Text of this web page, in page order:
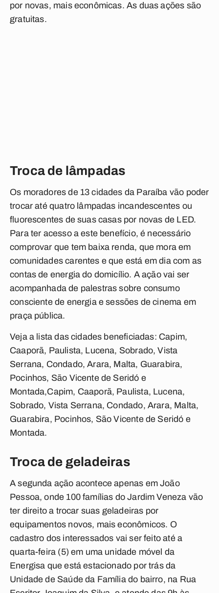
por novas, mais econômicas. As duas ações são
gratuitas.
Troca de lâmpadas
Os moradores de 13 cidades da Paraíba vão poder
trocar até quatro lâmpadas incandescentes ou
fluorescentes de suas casas por novas de LED.
Para ter acesso a este benefício, é necessário
comprovar que tem baixa renda, que mora em
comunidades carentes e que está em dia com as
contas de energia do domicílio. A ação vai ser
acompanhada de palestras sobre consumo
consciente de energia e sessões de cinema em
praça pública.
Veja a lista das cidades beneficiadas: Capim,
Caaporã, Paulista, Lucena, Sobrado, Vista
Serrana, Condado, Arara, Malta, Guarabira,
Pocinhos, São Vicente de Seridó e
Montada,Capim, Caaporã, Paulista, Lucena,
Sobrado, Vista Serrana, Condado, Arara, Malta,
Guarabira, Pocinhos, São Vicente de Seridó e
Montada.
Troca de geladeiras
A segunda ação acontece apenas em João
Pessoa, onde 100 famílias do Jardim Veneza vão
ter direito a trocar suas geladeiras por
equipamentos novos, mais econômicos. O
cadastro dos interessados vai ser feito até a
quarta-feira (5) em uma unidade móvel da
Energisa que está estacionado por trás da
Unidade de Saúde da Família do bairro, na Rua